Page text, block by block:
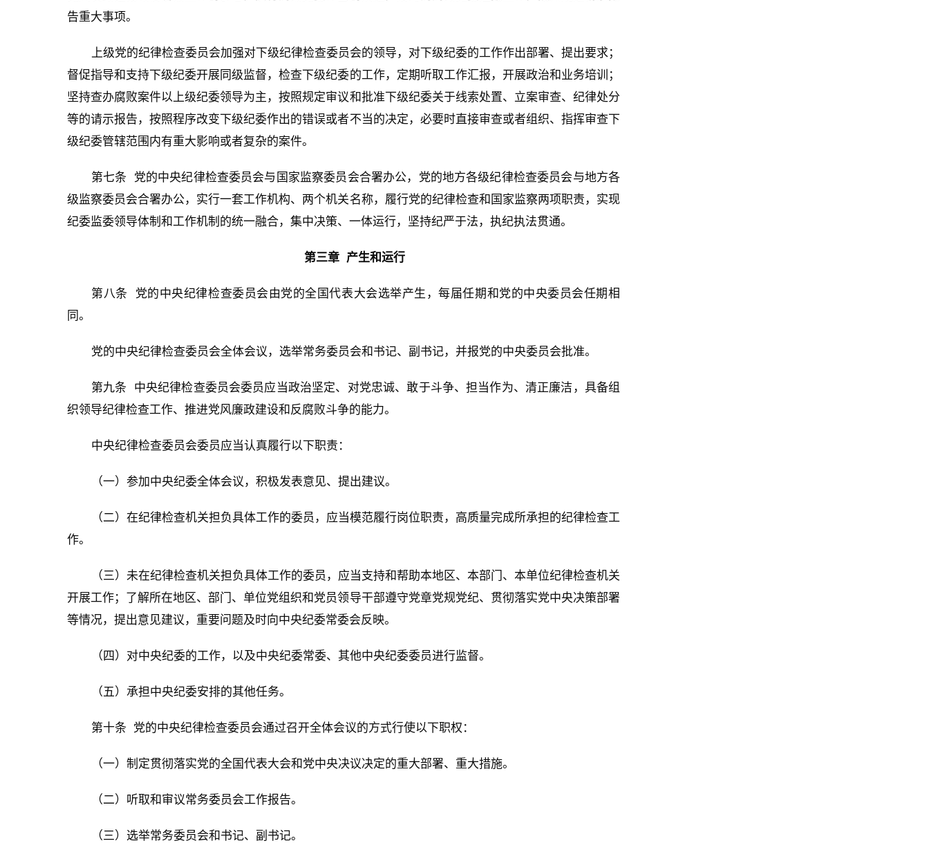
告重大事项。
上级党的纪律检查委员会加强对下级纪律检查委员会的领导，对下级纪委的工作作出部署、提出要求；
督促指导和支持下级纪委开展同级监督，检查下级纪委的工作，定期听取工作汇报，开展政治和业务培训；
坚持查办腐败案件以上级纪委领导为主，按照规定审议和批准下级纪委关于线索处置、立案审查、纪律处分
等的请示报告，按照程序改变下级纪委作出的错误或者不当的决定，必要时直接审查或者组织、指挥审查下
级纪委管辖范围内有重大影响或者复杂的案件。
第七条 党的中央纪律检查委员会与国家监察委员会合署办公，党的地方各级纪律检查委员会与地方各
级监察委员会合署办公，实行一套工作机构、两个机关名称，履行党的纪律检查和国家监察两项职责，实现
纪委监委领导体制和工作机制的统一融合，集中决策、一体运行，坚持纪严于法，执纪执法贯通。
第三章 产生和运行
第八条 党的中央纪律检查委员会由党的全国代表大会选举产生，每届任期和党的中央委员会任期相
同。
党的中央纪律检查委员会全体会议，选举常务委员会和书记、副书记，并报党的中央委员会批准。
第九条 中央纪律检查委员会委员应当政治坚定、对党忠诚、敢于斗争、担当作为、清正廉洁，具备组
织领导纪律检查工作、推进党风廉政建设和反腐败斗争的能力。
中央纪律检查委员会委员应当认真履行以下职责：
（一）参加中央纪委全体会议，积极发表意见、提出建议。
（二）在纪律检查机关担负具体工作的委员，应当模范履行岗位职责，高质量完成所承担的纪律检查工
作。
（三）未在纪律检查机关担负具体工作的委员，应当支持和帮助本地区、本部门、本单位纪律检查机关
开展工作；了解所在地区、部门、单位党组织和党员领导干部遵守党章党规党纪、贯彻落实党中央决策部署
等情况，提出意见建议，重要问题及时向中央纪委常委会反映。
（四）对中央纪委的工作，以及中央纪委常委、其他中央纪委委员进行监督。
（五）承担中央纪委安排的其他任务。
第十条 党的中央纪律检查委员会通过召开全体会议的方式行使以下职权：
（一）制定贯彻落实党的全国代表大会和党中央决议决定的重大部署、重大措施。
（二）听取和审议常务委员会工作报告。
（三）选举常务委员会和书记、副书记。